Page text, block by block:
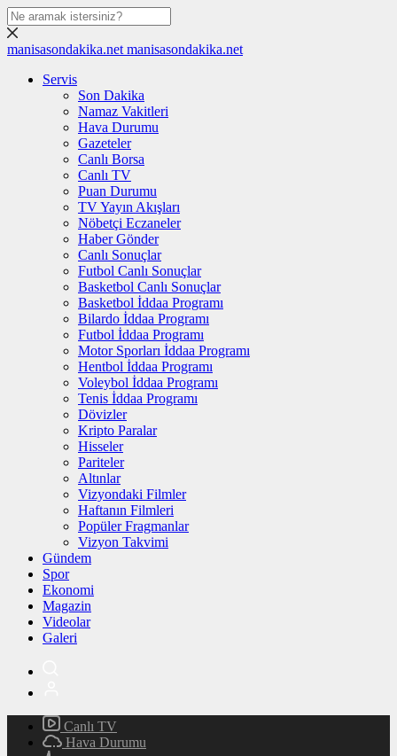
manisasondakika.net manisasondakika.net
Servis
Son Dakika
Namaz Vakitleri
Hava Durumu
Gazeteler
Canlı Borsa
Canlı TV
Puan Durumu
TV Yayın Akışları
Nöbetçi Eczaneler
Haber Gönder
Canlı Sonuçlar
Futbol Canlı Sonuçlar
Basketbol Canlı Sonuçlar
Basketbol İddaa Programı
Bilardo İddaa Programı
Futbol İddaa Programı
Motor Sporları İddaa Programı
Hentbol İddaa Programı
Voleybol İddaa Programı
Tenis İddaa Programı
Dövizler
Kripto Paralar
Hisseler
Pariteler
Altınlar
Vizyondaki Filmler
Haftanın Filmleri
Popüler Fragmanlar
Vizyon Takvimi
Gündem
Spor
Ekonomi
Magazin
Videolar
Galeri
Canlı TV
Hava Durumu